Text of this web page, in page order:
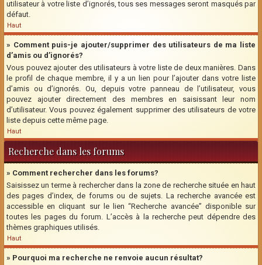
utilisateur à votre liste d’ignorés, tous ses messages seront masqués par
défaut.
Haut
» Comment puis-je ajouter/supprimer des utilisateurs de ma liste
d’amis ou d’ignorés?
Vous pouvez ajouter des utilisateurs à votre liste de deux manières. Dans
le profil de chaque membre, il y a un lien pour l’ajouter dans votre liste
d’amis ou d’ignorés. Ou, depuis votre panneau de l’utilisateur, vous
pouvez ajouter directement des membres en saisissant leur nom
d’utilisateur. Vous pouvez également supprimer des utilisateurs de votre
liste depuis cette même page.
Haut
Recherche dans les forums
» Comment rechercher dans les forums?
Saisissez un terme à rechercher dans la zone de recherche située en haut
des pages d’index, de forums ou de sujets. La recherche avancée est
accessible en cliquant sur le lien “Recherche avancée” disponible sur
toutes les pages du forum. L’accès à la recherche peut dépendre des
thèmes graphiques utilisés.
Haut
» Pourquoi ma recherche ne renvoie aucun résultat?